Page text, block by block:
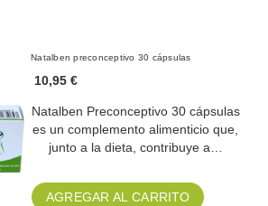
Natalben preconceptivo 30 cápsulas
10,95 €
Natalben Preconceptivo 30 cápsulas
es un complemento alimenticio que,
junto a la dieta, contribuye a…
AGREGAR AL CARRITO